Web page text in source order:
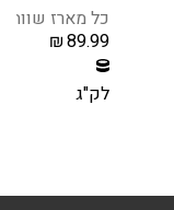
כל מארז שווה כ -
₪89.99
לק"ג